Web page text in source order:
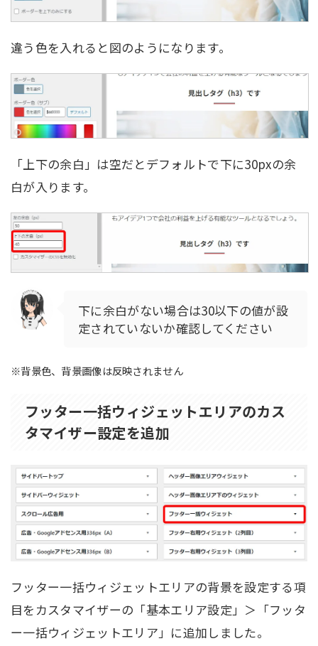
違う色を入れると図のようになります。
「上下の余白」は空だとデフォルトで下に30pxの余
白が入ります。
下に余白がない場合は30以下の値が設
定されていないか確認してください
※背景色、背景画像は反映されません
フッター一括ウィジェットエリアのカス
タマイザー設定を追加
フッター一括ウィジェットエリアの背景を設定する項
目をカスタマイザーの「基本エリア設定」＞「フッタ
ー一括ウィジェットエリア」に追加しました。